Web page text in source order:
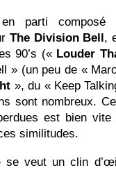
parti composé
The Division Bell,
90’s («Louder
» (un peu de «
», du « Keep
sont nombreux.
est bien
similitudes.
veut un clin